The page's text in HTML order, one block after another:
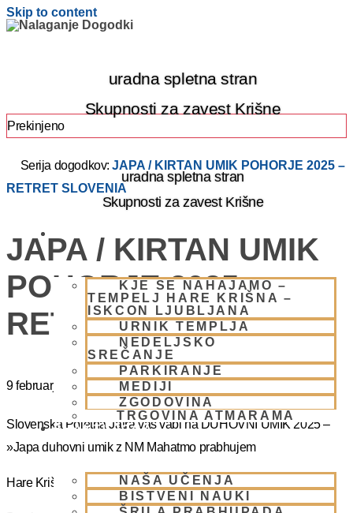
Skip to content
uradna spletna stran
Skupnosti za zavest Krišne
uradna spletna stran
Skupnosti za zavest Krišne
KJE SE NAHAJAMO –
TEMPELJ HARE KRIŠNA –
ISKCON LJUBLJANA
URNIK TEMPLJA
NEDELJSKO
SREČANJE
PARKIRANJE
MEDIJI
ZGODOVINA
TRGOVINA ATMARAMA
BHAKTI JOGA
NAŠA UČENJA
BISTVENI NAUKI
Prekinjeno
Serija dogodkov:JAPA / KIRTAN UMIK POHORJE 2025 –
RETRET SLOVENIA
JAPA / KIRTAN UMIK
POHORJE 2025 –
RETRET SLOVENIA
9 februarja
Slovenska Poletna Jatra vas vabi na DUHOVNI UMIK 2025 –
»Japa duhovni umik z NM Mahatmo prabhujem
Hare Krišna, dragi bhakte!